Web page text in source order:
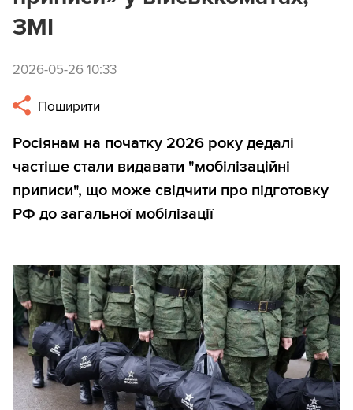
ЗМІ
2026-05-26 10:33
Поширити
Росіянам на початку 2026 року дедалі
частіше стали видавати "мобілізаційні
приписи", що може свідчити про підготовку
РФ до загальної мобілізації